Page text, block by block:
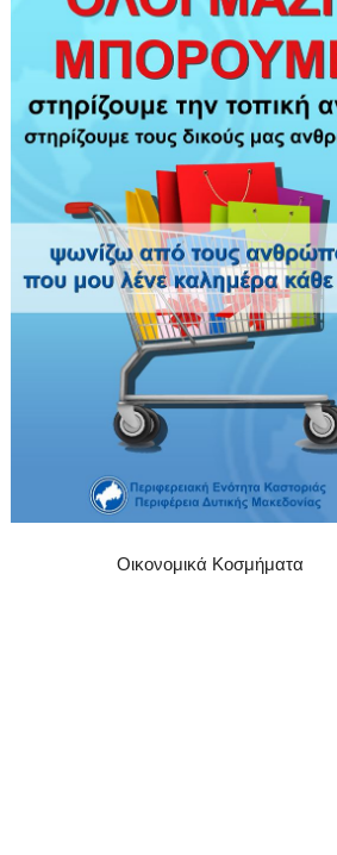
Οικονομικά Κοσμήματα